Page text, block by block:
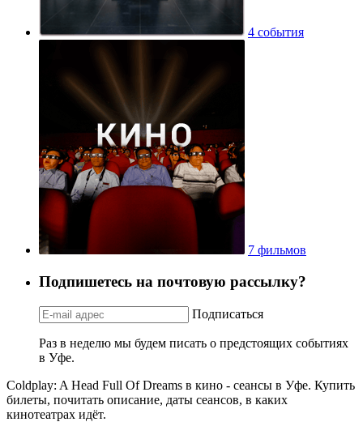
4 события
7 фильмов
Подпишетесь на почтовую рассылку?
Подписаться
Раз в неделю мы будем писать о предстоящих событиях
в Уфе.
Coldplay: A Head Full Of Dreams в кино - сеансы в Уфе. Купить
билеты, почитать описание, даты сеансов, в каких
кинотеатрах идёт.